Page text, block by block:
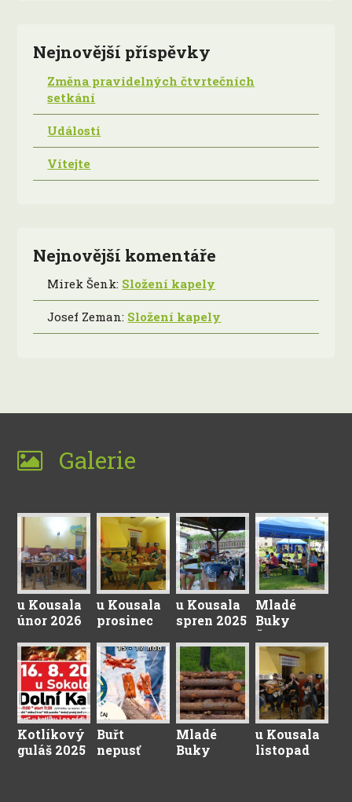
Nejnovější příspěvky
Změna pravidelných čtvrtečních
setkání
Události
Vítejte
Nejnovější komentáře
Mirek Šenk: Složení kapely
Josef Zeman: Složení kapely
Galerie
u Kousala
únor 2026
u Kousala
prosinec
u Kousala
spren 2025
Mladé
Buky
Červenec
2025
Kotlíkový
guláš 2025
Buřt
nepusť
Mladé
Buky
u Kousala
listopad